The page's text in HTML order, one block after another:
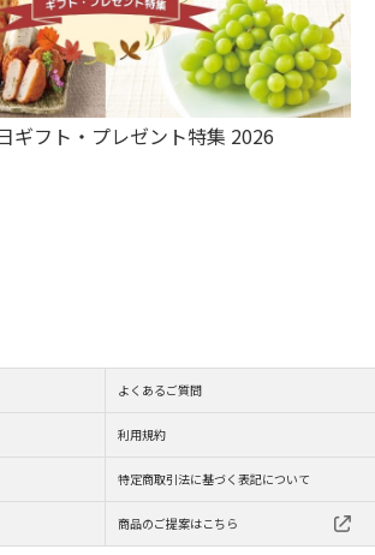
ギフト・プレゼント特集 2026
よくあるご質問
利用規約
特定商取引法に基づく表記について
商品のご提案はこちら